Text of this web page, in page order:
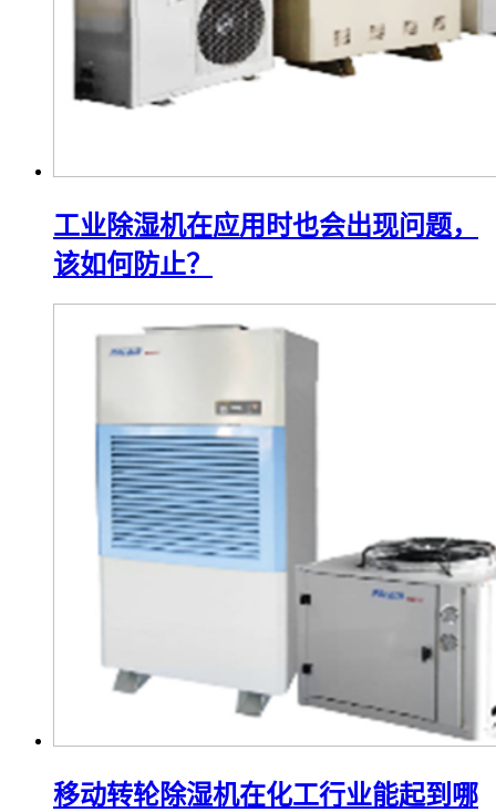
工业除湿机在应用时也会出现问题，
该如何防止？
移动转轮除湿机在化工行业能起到哪